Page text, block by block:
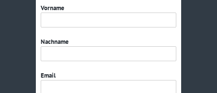
Vorname
Nachname
Email